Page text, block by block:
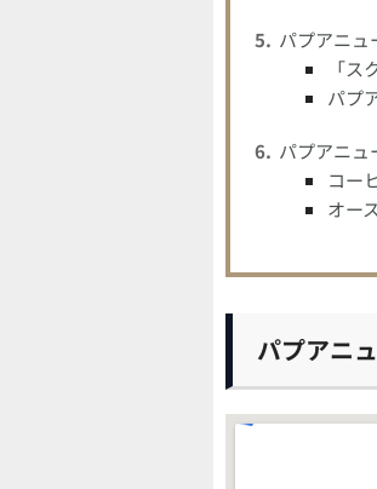
パプアニュ
「
パプ
パプアニュ
コー
オー
パプアニ